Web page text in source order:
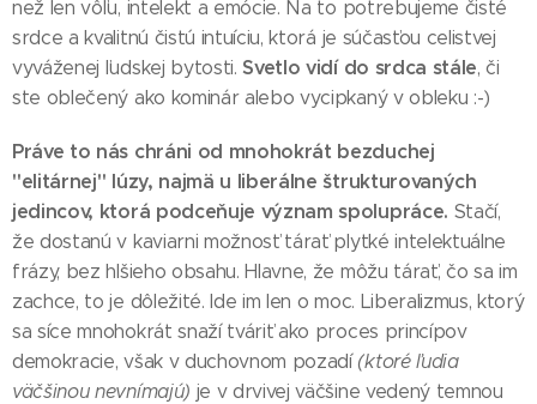
než len vôľu, intelekt a emócie. Na to potrebujeme čisté
srdce a kvalitnú čistú intuíciu, ktorá je súčasťou celistvej
vyváženej ľudskej bytosti. Svetlo vidí do srdca stále, či
ste oblečený ako kominár alebo vycipkaný v obleku :-)
Práve to nás chráni od mnohokrát bezduchej
"elitárnej" lúzy, najmä u liberálne štrukturovaných
jedincov, ktorá podceňuje význam spolupráce. Stačí,
že dostanú v kaviarni možnosť tárať plytké intelektuálne
frázy, bez hlšieho obsahu. Hlavne, že môžu tárať, čo sa im
zachce, to je dôležité. Ide im len o moc. Liberalizmus, ktorý
sa síce mnohokrát snaží tváriť ako proces princípov
demokracie, však v duchovnom pozadí (ktoré ľudia
väčšinou nevnímajú) je v drvivej väčšine vedený temnou